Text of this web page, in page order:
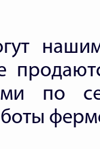
по